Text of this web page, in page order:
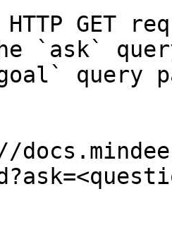
HTTP GET
`ask`
query